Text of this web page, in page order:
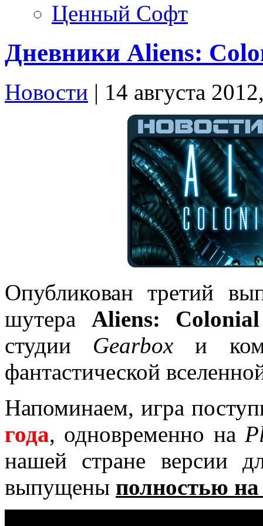
Ценный Софт
Дневники Aliens:
Новости | 14 августа
Опубликован третий
шутера Aliens:
студии Gearbox и
фантастической
Напоминаем, игра
года, одновременно на
нашей стране версии
выпущены полностью